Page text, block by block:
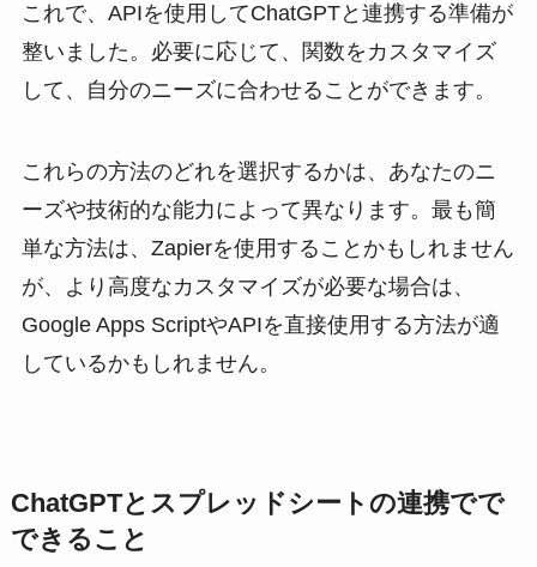
これで、APIを使用してChatGPTと連携する準備が
整いました。必要に応じて、関数をカスタマイズ
して、自分のニーズに合わせることができます。
これらの方法のどれを選択するかは、あなたのニ
ーズや技術的な能力によって異なります。最も簡
単な方法は、Zapierを使用することかもしれません
が、より高度なカスタマイズが必要な場合は、
Google Apps ScriptやAPIを直接使用する方法が適
しているかもしれません。
ChatGPTと スプレッドシートの連携でで
できること